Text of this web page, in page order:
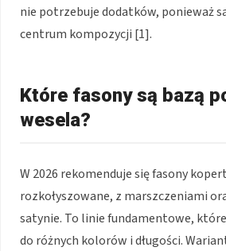
nie potrzebuje dodatków, ponieważ
centrum kompozycji [1].
Które fasony są bazą
wesela?
W 2026 rekomenduje się fasony
rozkołyszowane, z marszczeniami
satynie. To linie fundamentowe,
do różnych kolorów i długości.